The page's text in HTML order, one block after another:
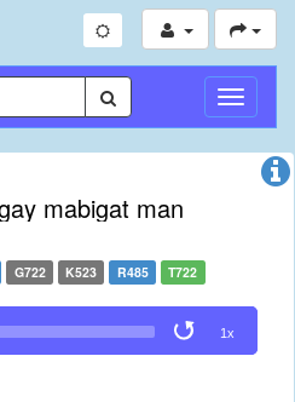
Toggle
mabigat man
G722 K523 R485 T722
1x